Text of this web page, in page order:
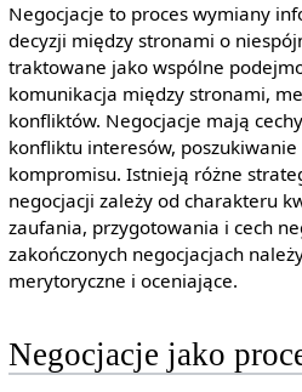
Negocjacje to proces wymiany
decyzji między stronami o
traktowane jako wspólne
komunikacja między stronami,
konfliktów. Negocjacje mają
konfliktu interesów,
kompromisu. Istnieją różne
negocjacji zależy od charakteru
zaufania, przygotowania i cech
zakończonych negocjacjach
merytoryczne i oceniające.
Negocjacje jako